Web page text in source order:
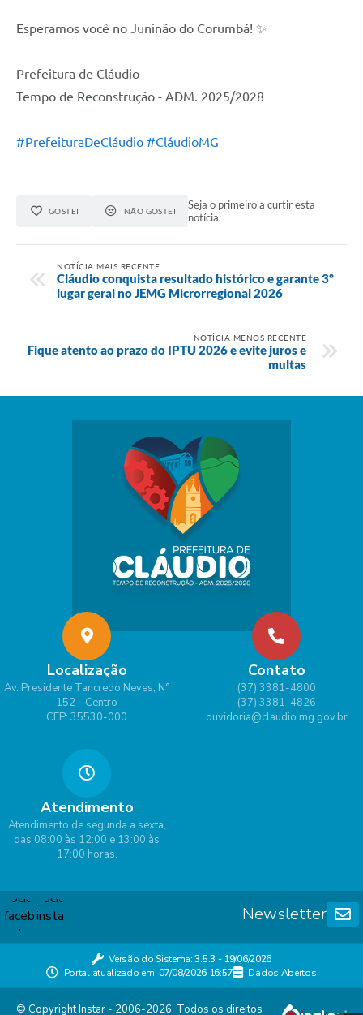
Esperamos você no Juninão do Corumbá! ✨
Prefeitura de Cláudio
Tempo de Reconstrução - ADM. 2025/2028
#PrefeituraDeCláudio #CláudioMG
GOSTEI NÃO GOSTEI
Seja o primeiro a curtir esta
notícia.
NOTÍCIA MAIS RECENTE
Cláudio conquista resultado histórico e garante 3º
lugar geral no JEMG Microrregional 2026
NOTÍCIA MENOS RECENTE
Fique atento ao prazo do IPTU 2026 e evite juros e
multas
Localização
Av. Presidente Tancredo Neves, N°
152 - Centro
CEP: 35530-000
Contato
(37) 3381-4800
(37) 3381-4826
ouvidoria@claudio.mg.gov.br
Atendimento
Atendimento de segunda a sexta,
das 08:00 às 12:00 e 13:00 às
17:00 horas.
Newsletter
Versão do Sistema:3.5.3 - 19/06/2026
Portal atualizado em:07/08/2026 16:57 Dados Abertos
© Copyright Instar - 2006-2026. Todos os direitos